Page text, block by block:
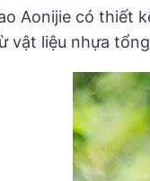
Aonijie có thiết
vật liệu nhựa